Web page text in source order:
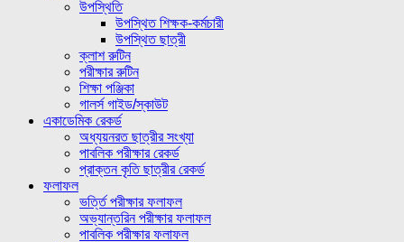
উপস্থিতি
উপস্থিত শিক্ষক-কর্মচারী
উপস্থিত ছাত্রী
ক্লাশ রুটিন
পরীক্ষার রুটিন
শিক্ষা পঞ্জিকা
গালর্স গাইড/স্কাউট
একাডেমিক রেকর্ড
অধ্যয়নরত ছাত্রীর সংখ্যা
পাবলিক পরীক্ষার রেকর্ড
প্রাক্তন কৃতি ছাত্রীর রেকর্ড
ফলাফল
ভর্ত্তি পরীক্ষার ফলাফল
অভ্যান্তরিন পরীক্ষার ফলাফল
পাবলিক পরীক্ষার ফলাফল